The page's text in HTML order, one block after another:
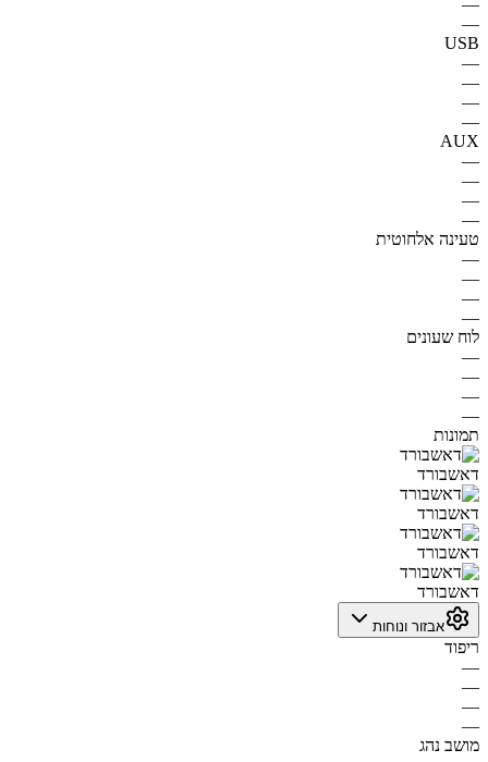
—
USB
—
—
—
—
AUX
—
—
—
—
טעינה אלחוטית
—
—
—
—
לוח שעונים
—
—
—
—
תמונות
דאשבורד
דאשבורד
דאשבורד
דאשבורד
אבזור ונוחות
ריפוד
—
—
—
—
מושב נהג